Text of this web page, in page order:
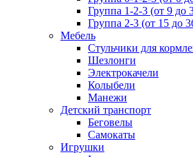
Группа 1-2-3 (от 9 до
Группа 2-3 (от 15 до
Мебель
Cтульчики для
Шезлонги
Электрокачели
Колыбели
Манежи
Детский транспорт
Беговелы
Самокаты
Игрушки